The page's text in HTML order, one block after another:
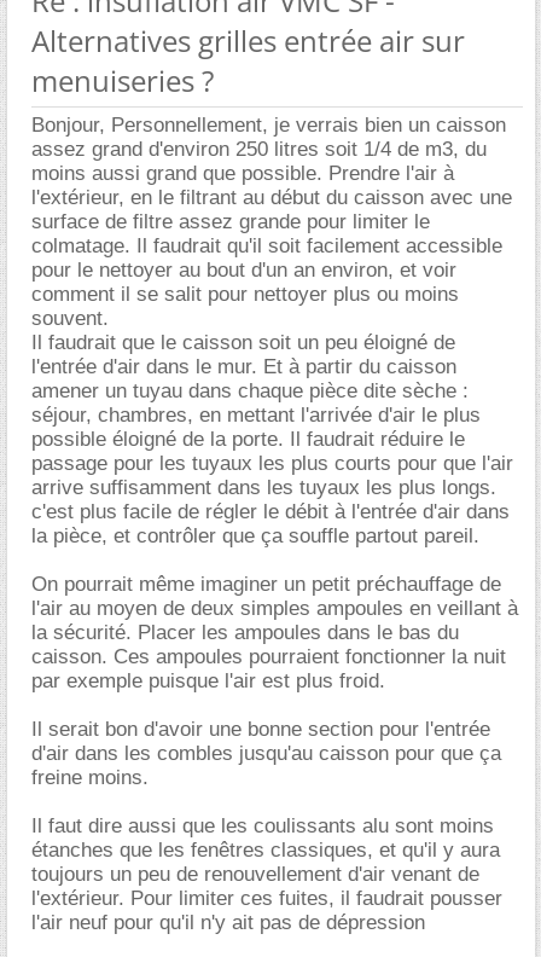
Alternatives grilles entrée air sur
menuiseries ?
Bonjour, Personnellement, je verrais bien un caisson
assez grand d'environ 250 litres soit 1/4 de m3, du
moins aussi grand que possible. Prendre l'air à
l'extérieur, en le filtrant au début du caisson avec une
surface de filtre assez grande pour limiter le
colmatage. Il faudrait qu'il soit facilement accessible
pour le nettoyer au bout d'un an environ, et voir
comment il se salit pour nettoyer plus ou moins
souvent.
Il faudrait que le caisson soit un peu éloigné de
l'entrée d'air dans le mur. Et à partir du caisson
amener un tuyau dans chaque pièce dite sèche :
séjour, chambres, en mettant l'arrivée d'air le plus
possible éloigné de la porte. Il faudrait réduire le
passage pour les tuyaux les plus courts pour que l'air
arrive suffisamment dans les tuyaux les plus longs.
c'est plus facile de régler le débit à l'entrée d'air dans
la pièce, et contrôler que ça souffle partout pareil.
On pourrait même imaginer un petit préchauffage de
l'air au moyen de deux simples ampoules en veillant à
la sécurité. Placer les ampoules dans le bas du
caisson. Ces ampoules pourraient fonctionner la nuit
par exemple puisque l'air est plus froid.
Il serait bon d'avoir une bonne section pour l'entrée
d'air dans les combles jusqu'au caisson pour que ça
freine moins.
Il faut dire aussi que les coulissants alu sont moins
étanches que les fenêtres classiques, et qu'il y aura
toujours un peu de renouvellement d'air venant de
l'extérieur. Pour limiter ces fuites, il faudrait pousser
l'air neuf pour qu'il n'y ait pas de dépression